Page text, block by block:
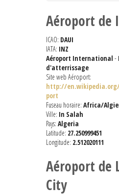
Aéroport de
ICAO: DAUI
IATA: INZ
Aéroport International -
d'atterrissage
Site web Aéroport:
http://
port
Fuseau horaire: Africa/
Ville: In Salah
Pays: Algeria
Latitude: 27.250999451
Longitude: 2.512020111
Aéroport de
City